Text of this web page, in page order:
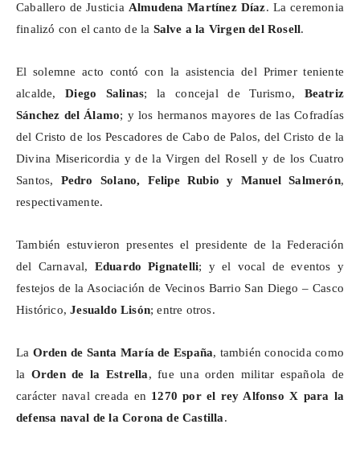
Caballero de Justicia Almudena Martínez Díaz. La ceremonia
finalizó con el canto de la Salve a la Virgen del Rosell.
El solemne acto contó con la asistencia del Primer teniente
alcalde,Diego Salinas; la concejal de Turismo, Beatriz
Sánchez del Álamo; y los hermanos mayores de las Cofradías
del Cristo de los Pescadores de Cabo de Palos, del Cristo de la
Divina Misericordia y de la Virgen del Rosell y de los Cuatro
Santos, Pedro Solano, Felipe Rubio y Manuel Salmerón,
respectivamente.
También estuvieron presentes el presidente de la Federación
del Carnaval, Eduardo Pignatelli; y el vocal de eventos y
festejos de la Asociación de Vecinos Barrio San Diego – Casco
Histórico,Jesualdo Lisón; entre otros.
La Orden de Santa María de España, también conocida como
la Orden de la Estrella, fue una orden militar española de
carácter naval creada en 1270 por el rey Alfonso X para la
defensa naval de la Corona de Castilla.